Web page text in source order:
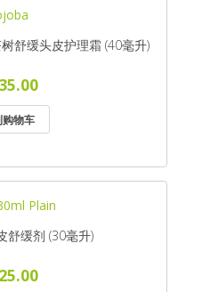
舒缓头皮护理霜 (40毫升)
舒缓剂 (30毫升)